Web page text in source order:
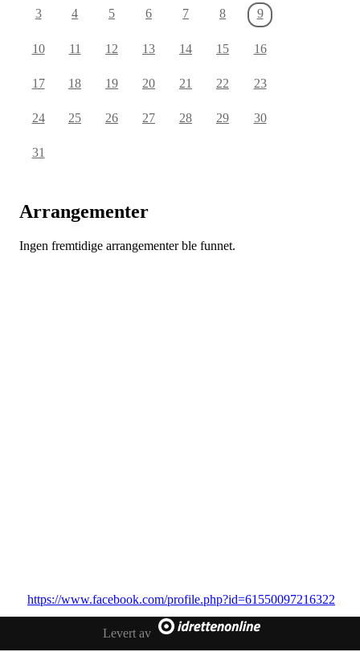
3 4 5 6 7 8 9
10 11 12 13 14 15 16
17 18 19 20 21 22 23
24 25 26 27 28 29 30
31
Arrangementer
Ingen fremtidige arrangementer ble funnet.
https://www.facebook.com/profile.php?id=61550097216322
Levert av